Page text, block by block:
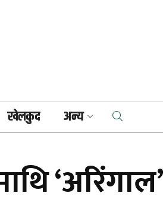
खेलकुद अन्य
‘अरिंगाल’